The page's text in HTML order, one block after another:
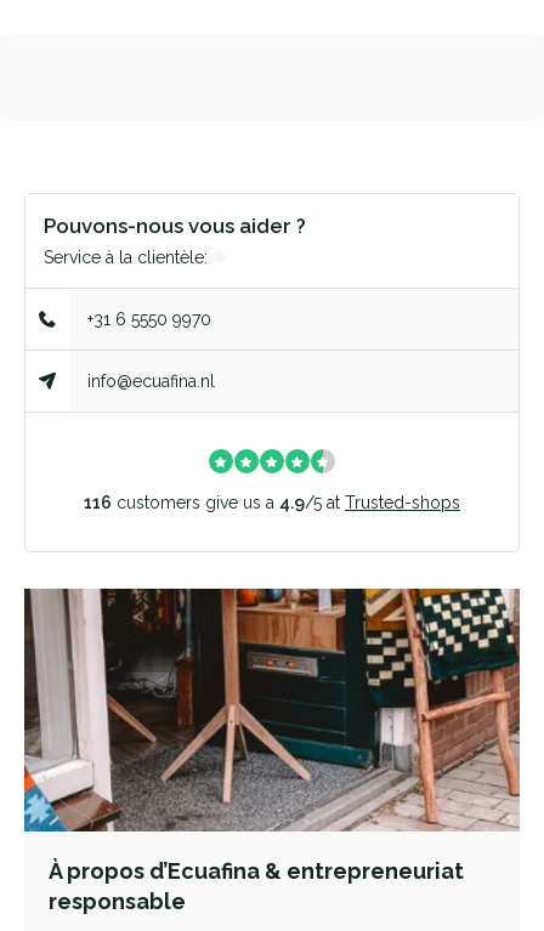
Pouvons-nous vous aider ?
Service à la clientèle:
+31 6 5550 9970
info@ecuafina.nl
116 customers give us a 4.9/5 at Trusted-shops
À propos d’Ecuafina & entrepreneuriat
responsable